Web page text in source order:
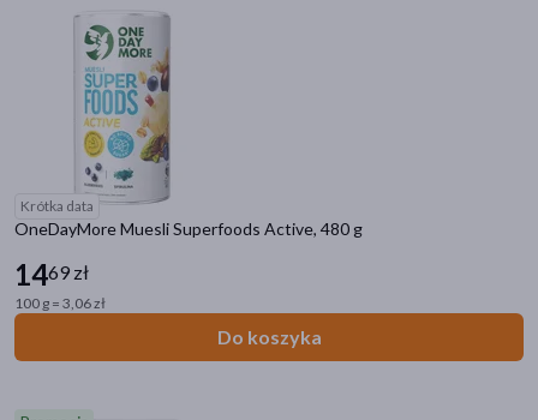
Krótka data
OneDayMore Muesli Superfoods Active, 480 g
1469 zł
100 g = 3,06 zł
Do koszyka
truskawkowy
owocowy(1)
owoce tropikalne
Działanie/właściwości
odżywcze (2)
Alergeny
orzechy(25)